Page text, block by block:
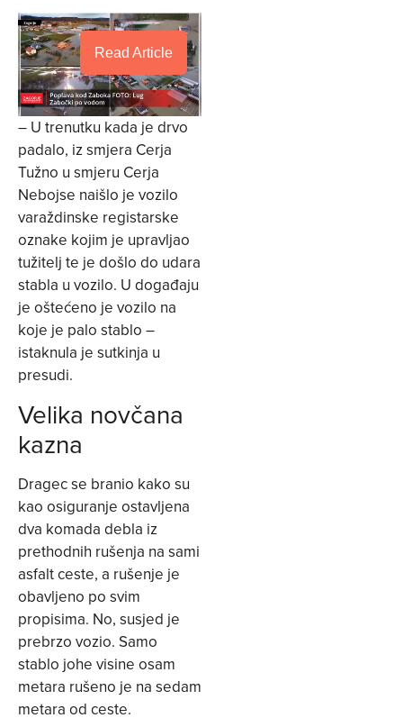
Read Article
– U trenutku kada je drvo
padalo, iz smjera Cerja
Tužno u smjeru Cerja
Nebojse naišlo je vozilo
varaždinske registarske
oznake kojim je upravljao
tužitelj te je došlo do udara
stabla u vozilo. U događaju
je oštećeno je vozilo na
koje je palo stablo –
istaknula je sutkinja u
presudi.
Velika novčana
kazna
Dragec se branio kako su
kao osiguranje ostavljena
dva komada debla iz
prethodnih rušenja na sami
asfalt ceste, a rušenje je
obavljeno po svim
propisima. No, susjed je
prebrzo vozio. Samo
stablo johe visine osam
metara rušeno je na sedam
metara od ceste.